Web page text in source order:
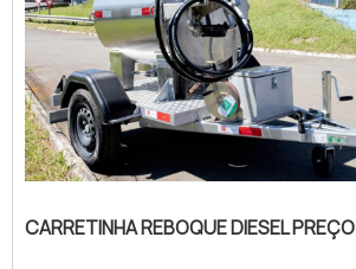
CARRETINHA REBOQUE DIESEL PREÇO